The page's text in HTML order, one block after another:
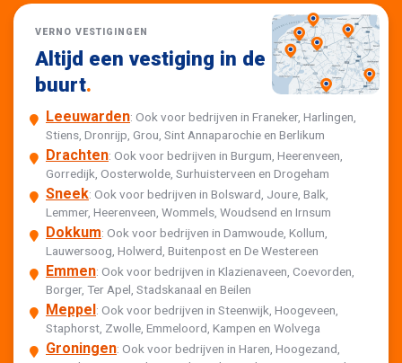
VERNO VESTIGINGEN
Altijd een vestiging in de
buurt.
Leeuwarden: Ook voor bedrijven in Franeker, Harlingen,
Stiens, Dronrijp, Grou, Sint Annaparochie en Berlikum
Drachten: Ook voor bedrijven in Burgum, Heerenveen,
Gorredijk, Oosterwolde, Surhuisterveen en Drogeham
Sneek: Ook voor bedrijven in Bolsward, Joure, Balk,
Lemmer, Heerenveen, Wommels, Woudsend en Irnsum
Dokkum: Ook voor bedrijven in Damwoude, Kollum,
Lauwersoog, Holwerd, Buitenpost en De Westereen
Emmen: Ook voor bedrijven in Klazienaveen, Coevorden,
Borger, Ter Apel, Stadskanaal en Beilen
Meppel: Ook voor bedrijven in Steenwijk, Hoogeveen,
Staphorst, Zwolle, Emmeloord, Kampen en Wolvega
Groningen: Ook voor bedrijven in Haren, Hoogezand,